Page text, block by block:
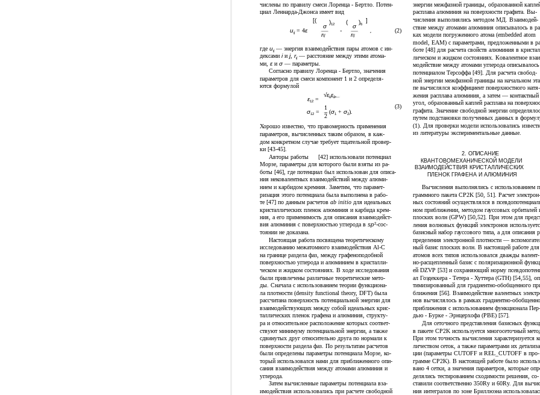
числены по правилу смеси Лоренца - Бертло. Потен-
энергии межфазной границы, образованной
циал Леннарда-Джонса имеет вид
расплава алюминия на поверхности графита. Вы-
]
числения выполнялись методом МД. Взаимодей-
[( )12 ( )6
σ σ ствие между атомами алюминия описывалось в
uij= 4ε - (2)
rij rij
ках модели погруженного атома (embedded atom
model, EAM) с параметрами, предложенными в
гдеuij— энергия взаимодействия пары атомов с ин-
боте [48] для расчета свойств алюминия в
дексамиiиj, rij— расстояние между этими атома-
лическом и жидком состояниях. Ковалентное
ми, εиσ— параметры.
модействие между атомами углерода описывалось
Согласно правилу Лоренца - Бертло, значения
потенциалом Терсоффа [49]. Для расчета свобод-
параметров для смеси компонент 1 и 2 определя-
ной энергии межфазной границы на начальном
ются формулой
пе вычислялся коэффициент поверхностного натя-
жения расплава алюминия, а затем — контактный
ε12 =
√ε1ε2,
угол, образованный каплей расплава на
(3)
1
σ12 = (σ1 + σ2).
графита. Значение свободной энергии
2
путем подстановки полученных данных в
Хорошо известно, что правомерность применения
(1). Для проверки модели использовались
параметров, вычисленных таким образом, в каж-
из литературы экспериментальные данные.
дом конкретном случае требует тщательной провер-
ки [43-45].
2. ОПИСАНИЕ
Авторы работы [42] использовали потенциал
КВАНТОВОМЕХАНИЧЕСКОЙ МОДЕЛИ
Морзе, параметры для которого были взяты из ра-
ВЗАИМОДЕЙСТВИЯ КРИСТАЛЛИЧЕСКИХ
боты [46], где потенциал был использован для описа- ПЛЕНОК ГРАФЕНА И АЛЮМИНИЯ
ния нековалентных взаимодействий между алюми-
нием и карбидом кремния. Заметим, что парамет-
Вычисления выполнялись с использованием
ризация этого потенциала была выполнена в рабо-
граммного пакета CP2K [50, 51]. Расчет электрон-
те [47] по данным расчетовab initioдля идеальных
ных состояний осуществлялся в
кристаллических пленок алюминия и карбида крем-
ном приближении, методом гауссовых орбиталей
ния, а его применимость для описания взаимодейст-
плоских волн (GPW) [50,52]. При этом для
вия алюминия с поверхностью углерода вsp2-сос-
ления волновых функций электронов
тоянии не доказана.
базисный набор гауссового типа, а для описания
Настоящая работа посвящена теоретическому
пределения электронной плотности —
исследованию межатомного взаимодействия Al-C
ный базис плоских волн. В настоящей работе для
на границе раздела фаз, между графеноподобной
атомов всех типов использовался дважды валент-
поверхностью углерода и алюминием в кристалли-
но-расщепленный базис с поляризационной
ческом и жидком состояниях. В ходе исследования
ей DZVP [53] и сохраняющий норму
были привлечены различные теоретические мето-
ал Гоэдеккера - Тетера - Хуттера (GTH) [54,55],
ды. Сначала с использованием теории функциона-
тимизированный для градиентно-обобщенного
ла плотности (density functional theory, DFT) была
ближения [56]. Взаимодействие валентных
рассчитана поверхность потенциальной энергии для
нов вычислялось в рамках градиентно-
взаимодействующих между собой идеальных крис-
приближения с использованием функционала Пер-
таллических пленок графена и алюминия, структу-
дью - Бурке - Эрнцерхофа (PBE) [57].
ра и относительное расположение которых соответ-
Для сеточного представления базисных
ствуют минимуму потенциальной энергии, а также
в пакете CP2K используется многосеточный
сдвинутых друг относительно друга по нормали к
При этом точность вычисления характеризуется
поверхности раздела фаз. По результатам расчетов
личеством сеток, а также параметрами их
были определены параметры потенциала Морзе, ко-
ции (параметры CUTOFF и REL_CUTOFF в про-
торый использовался нами для приближенного опи-
грамме CP2K). В настоящей работе было
сания взаимодействия между атомами алюминия и
вано 4 сетки, а значения параметров, которые
углерода.
делялись тестированием сходимости решения, со-
Затем вычисленные параметры потенциала вза-
ставили соответственно 350Ry и 60Ry. Для
имодействия использовались при расчете свободной
ния интегралов по зоне Бриллюэна